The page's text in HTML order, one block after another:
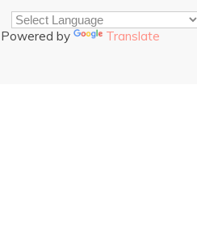
Powered by Translate